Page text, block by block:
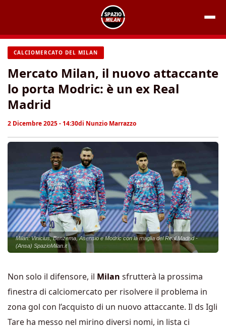
contenuto
CALCIOMERCATO DEL MILAN
Mercato Milan, il nuovo attaccante
lo porta Modric: è un ex Real
Madrid
2 Dicembre 2025 - 14:30di Nunzio Marrazzo
Milan: Vinicius, Benzema, Asensio e Modric con la maglia del Real Madrid -
(Ansa) SpazioMilan.it
Non solo il difensore, il Milan sfrutterà la prossima
finestra di calciomercato per risolvere il problema in
zona gol con l’acquisto di un nuovo attaccante. Il ds Igli
Tare ha messo nel mirino diversi nomi, in lista ci